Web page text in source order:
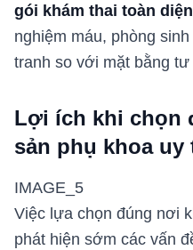
gói khám thai toàn diện
nghiệm máu, phòng
tranh so với mặt bằng tư
Lợi ích khi chọn
sản phụ khoa uy
IMAGE_5
Việc lựa chọn đúng nơi
phát hiện sớm các vấn